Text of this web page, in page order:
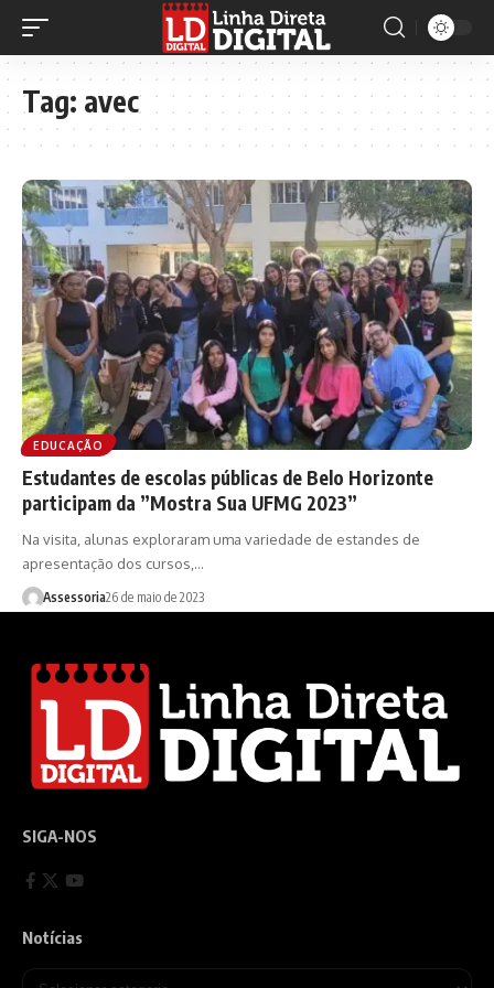
Tag: avec
EDUCAÇÃO
Estudantes de escolas públicas de Belo Horizonte
participam da ”Mostra Sua UFMG 2023”
Na visita, alunas exploraram uma variedade de estandes de
apresentação dos cursos,…
Assessoria26 de maio de 2023
SIGA-NOS
Notícias